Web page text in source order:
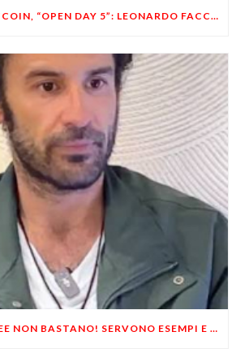
VILLAGGIO BITCOIN, “OPEN DAY 5”: LEONARDO FACCO OSPITE A BRESCIA
LIBERTÀ, LE IDEE NON BASTANO! SERVONO ESEMPI E UN PO’ DI COERENZA